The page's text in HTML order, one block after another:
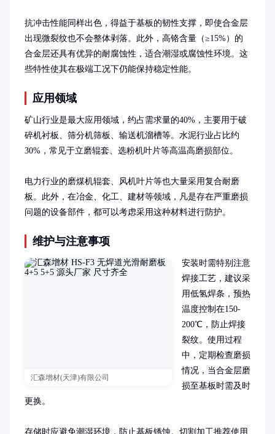
抗冲击性能同样出色，得益于基板的韧性支撑，即使合金层
出现微裂纹也不会整体剥落。此外，高铬含量（≥15%）的
合金层还具有优异的耐腐蚀性，适合潮湿或腐蚀性环境。这
些特性使其在极端工况下仍能保持稳定性能。
应用领域
矿山行业是最大应用领域，约占需求量的40%，主要用于破
碎机衬板、筛分机筛板、输送机溜槽等。水泥行业占比约
30%，常见于立磨辊套、选粉机叶片等高温高磨损部位。
电力行业的磨煤机辊套、风机叶片等也大量采用复合耐磨
板。此外，在冶金、化工、建材等领域，凡是存在严重磨损
问题的设备部件，都可以考虑采用这种材料进行防护。
维护与注意事项
汇森增材(天津)有限公司
安装时需特别注意
焊接工艺，建议采
用低氢焊条，预热
温度控制在150-
200℃，防止焊接
裂纹。使用过程
中，定期检查磨损
情况，当合金层磨
损至基板时需及时
更换。
存储时应避免潮湿环境，防止基板锈蚀。切割加工推荐使用